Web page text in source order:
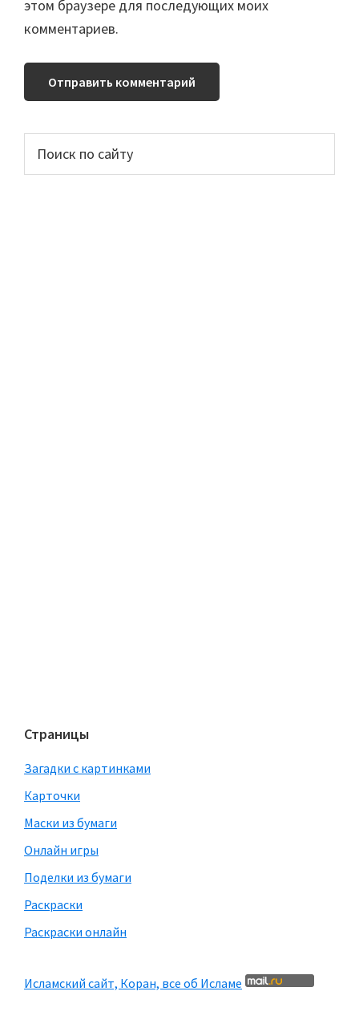
этом браузере для последующих моих
комментариев.
Основной
сайдбар
Страницы
Загадки с картинками
Карточки
Маски из бумаги
Онлайн игры
Поделки из бумаги
Раскраски
Раскраски онлайн
Исламский сайт, Коран, все об Исламе